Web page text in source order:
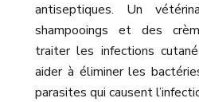
antiseptiques. Un
shampooings et des
traiter les infections
aider à éliminer les
parasites qui causent